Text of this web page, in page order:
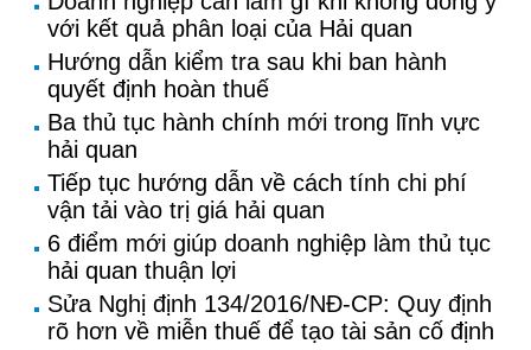
với kết quả phân loại của Hải quan
Hướng dẫn kiểm tra sau khi ban hành
quyết định hoàn thuế
Ba thủ tục hành chính mới trong lĩnh vực
hải quan
Tiếp tục hướng dẫn về cách tính chi phí
vận tải vào trị giá hải quan
6 điểm mới giúp doanh nghiệp làm thủ tục
hải quan thuận lợi
Sửa Nghị định 134/2016/NĐ-CP: Quy định
rõ hơn về miễn thuế để tạo tài sản cố định